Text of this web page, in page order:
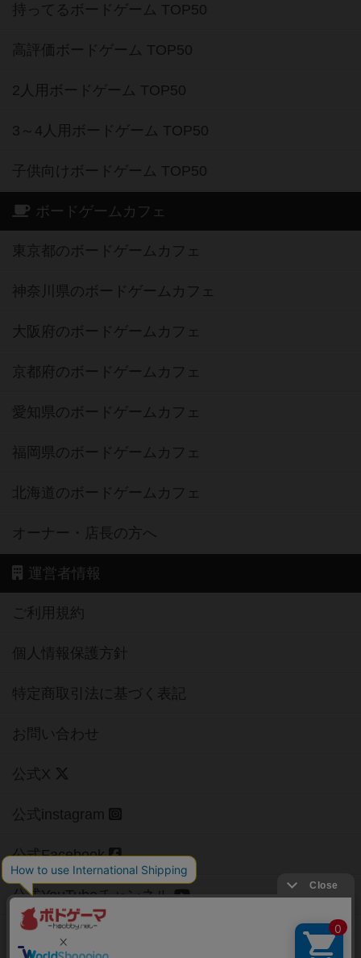
持ってるボードゲーム TOP50
高評価ボードゲーム TOP50
2人用ボードゲーム TOP50
3～4人用ボードゲーム TOP50
子供向けボードゲーム TOP50
ボードゲームカフェ
東京都のボードゲームカフェ
神奈川県のボードゲームカフェ
大阪府のボードゲームカフェ
京都府のボードゲームカフェ
愛知県のボードゲームカフェ
福岡県のボードゲームカフェ
北海道のボードゲームカフェ
オーナー・店長の方へ
運営者情報
ご利用規約
個人情報保護方針
特定商取引法に基づく表記
お問い合わせ
公式X
公式instagram
公式Facebook
公式YouTubeチャンネル